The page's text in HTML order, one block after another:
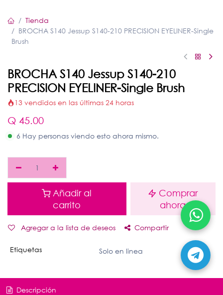
Tienda
BROCHA S140 Jessup S140-210 PRECISION EYELINER-Single
Brush
BROCHA S140 Jessup S140-210
PRECISION EYELINER-Single Brush
13 vendidos en las últimas 24 horas
Q 45.00
6 Hay personas viendo esto ahora mismo.
Añadir al
carrito
Comprar
ahora
Agregar a la lista de deseos Compartir
Etiquetas Solo en linea
Descripción